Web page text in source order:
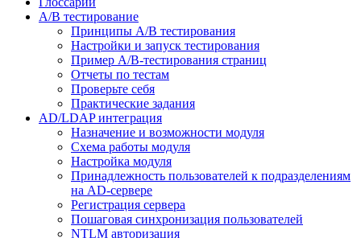
A/B тестирование
Принципы A/B тестирования
Настройки и запуск тестирования
Пример A/B-тестирования страниц
Отчеты по тестам
Проверьте себя
Практические задания
AD/LDAP интеграция
Назначение и возможности модуля
Схема работы модуля
Настройка модуля
Принадлежность пользователей к подразделениям
на AD-сервере
Регистрация сервера
Пошаговая синхронизация пользователей
NTLM авторизация